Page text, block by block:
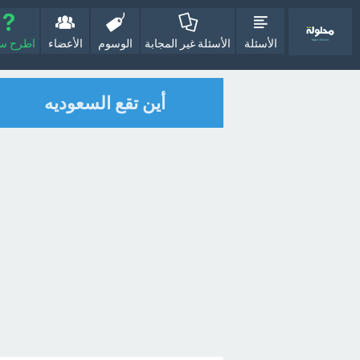
الأسئلة الأسئلة غير المجابة الوسوم الأعضاء اطرح
أين تقع السعوديه